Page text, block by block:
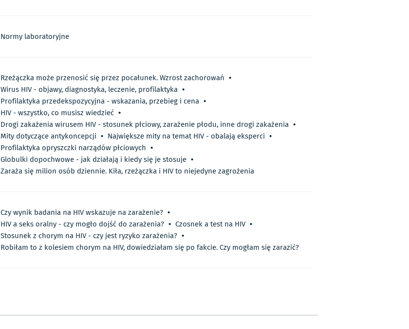
Normy laboratoryjne
Rzeżączka może przenosić się przez pocałunek. Wzrost zachorowań •
Wirus HIV - objawy, diagnostyka, leczenie, profilaktyka •
Profilaktyka przedekspozycyjna - wskazania, przebieg i cena •
HIV - wszystko, co musisz wiedzieć •
Drogi zakażenia wirusem HIV - stosunek płciowy, zarażenie płodu, inne drogi zakażenia •
Mity dotyczące antykoncepcji • Największe mity na temat HIV - obalają eksperci •
Profilaktyka opryszczki narządów płciowych •
Globulki dopochwowe - jak działają i kiedy się je stosuje •
Zaraża się milion osób dziennie. Kiła, rzeżączka i HIV to niejedyne zagrożenia
Czy wynik badania na HIV wskazuje na zarażenie? •
HIV a seks oralny - czy mogło dojść do zarażenia? • Czosnek a test na HIV •
Stosunek z chorym na HIV - czy jest ryzyko zarażenia? •
Robiłam to z kolesiem chorym na HIV, dowiedziałam się po fakcie. Czy mogłam się zarazić?